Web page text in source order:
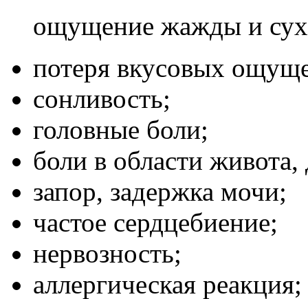
ощущение жажды и
потеря вкусовых
сонливость;
головные боли;
боли в области
запор, задержка мочи;
частое сердцебиение;
нервозность;
аллергическая реакция;